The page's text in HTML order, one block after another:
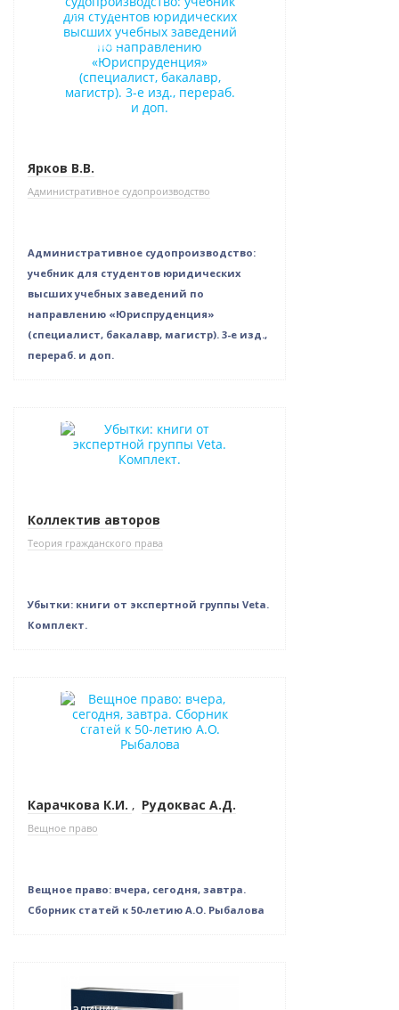
Нет в наличии
Новое издание
Ярков В.В.
Административное судопроизводство
Административное судопроизводство:
учебник для студентов юридических
высших учебных заведений по
направлению «Юриспруденция»
(специалист, бакалавр, магистр). 3-е изд.,
перераб. и доп.
Новинка
Нет в наличии
Коллектив авторов
Теория гражданского права
Убытки: книги от экспертной группы Veta.
Комплект.
Новинка
Нет в наличии
Карачкова К.И. , Рудоквас А.Д.
Вещное право
Вещное право: вчера, сегодня, завтра.
Сборник статей к 50-летию А.О. Рыбалова